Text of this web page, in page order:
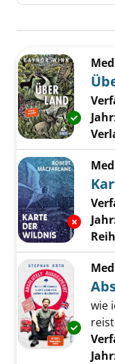
Zu den Suchfiltern
wie